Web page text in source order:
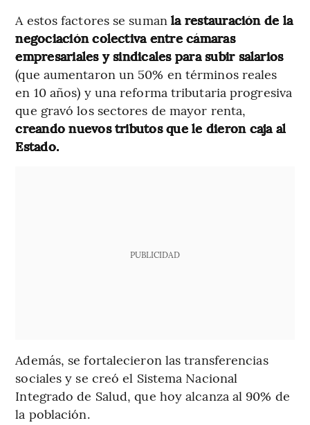
A estos factores se suman la restauración de la
negociación colectiva entre cámaras
empresariales y sindicales para subir salarios
(que aumentaron un 50% en términos reales
en 10 años) y una reforma tributaria progresiva
que gravó los sectores de mayor renta,
creando nuevos tributos que le dieron caja al
Estado.
PUBLICIDAD
Además, se fortalecieron las transferencias
sociales y se creó el Sistema Nacional
Integrado de Salud, que hoy alcanza al 90% de
la población.